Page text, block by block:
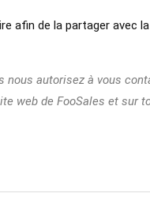
afin de la partager avec
autorisez à vous
web de FooSales et sur